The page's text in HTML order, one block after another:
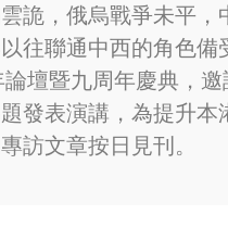
詭，俄烏戰爭未平，
往聯通中西的角色備
壇暨九周年慶典，
發表演講，為提升本
訪文章按日見刊。